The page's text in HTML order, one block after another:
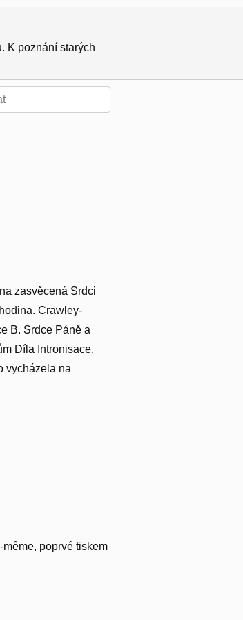
K poznání starých
zasvěcená Srdci
Crawley-
B. Srdce Páně a
Díla Intronisace.
vycházela na
poprvé tiskem